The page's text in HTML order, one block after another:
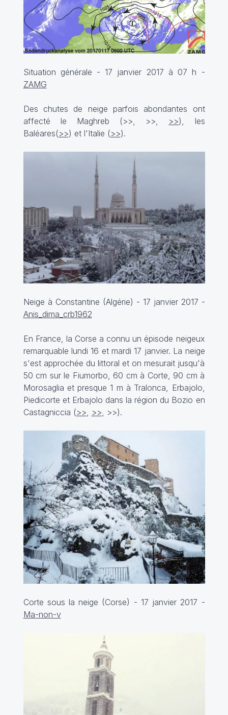
Situation générale - 17 janvier 2017 à 07 h -
ZAMG
Des chutes de neige parfois abondantes ont
affecté le Maghreb (>> >>, >>), les
Baléares(>>) et l'Italie (>>).
Neige à Constantine (Algérie) - 17 janvier 2017 -
Anis_dima_crb1962
En France, la Corse a connu un épisode neigeux
remarquable lundi 16 et mardi 17 janvier. La neige
s'est approchée du littoral et on mesurait jusqu'à
50 cm sur le Fiumorbo, 60 cm à Corte, 90 cm à
Morosaglia et presque 1 m à Tralonca, Erbajolo,
Piedicorte et Erbajolo dans la région du Bozio en
Castagniccia (>>, >>, >>).
Corte sous la neige (Corse) - 17 janvier 2017 -
Ma-non-v